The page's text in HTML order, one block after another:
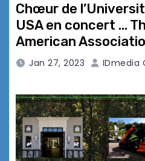
Chœur de
USA en concert …
American
Jan 27, 2023 IDmedia